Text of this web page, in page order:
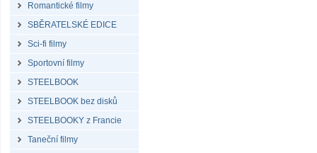
Romantické filmy
SBĚRATELSKÉ EDICE
Sci-fi filmy
Sportovní filmy
STEELBOOK
STEELBOOK bez disků
STEELBOOKY z Francie
Taneční filmy